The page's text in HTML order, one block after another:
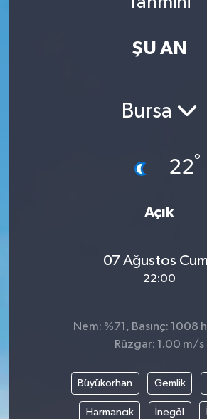
ŞU AN
Bursa
22°
Açık
07 Ağustos
22:00
Nem: %71, Basınç: 1008
Rüzgar: 1.00 m/s
Büyükorhan Gemlik
Harmancık İnegöl